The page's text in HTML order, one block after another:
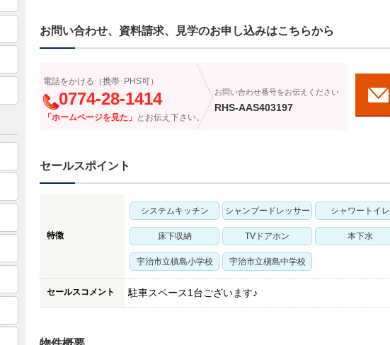
お問い合わせ、資料請求、見学のお申し込みはこちらから
電話をかける（携帯･PHS可）
0774-28-1414
「ホームページを見た」 とお伝え下さい。
お問い合わせ番号をお伝えください
RHS-AAS403197
セールスポイント
特徴
システムキッチン シャンプードレッサー シャワートイレ
床下収納 TVドアホン 本下水
宇治市立槙島小学校 宇治市立槇島中学校
セールスコメント 駐車スペース1台ございます♪